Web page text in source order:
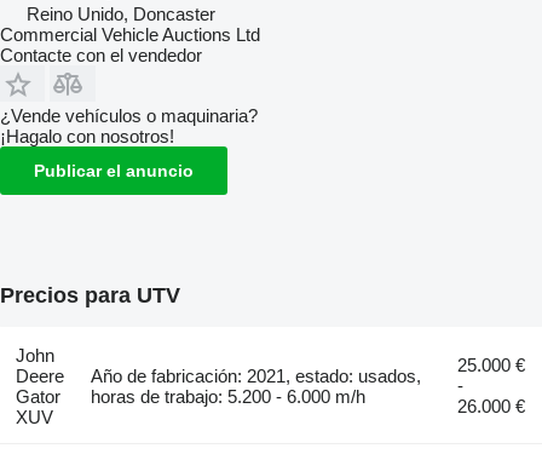
Reino Unido, Doncaster
Commercial Vehicle Auctions Ltd
Contacte con el vendedor
¿Vende vehículos o maquinaria?
¡Hagalo con nosotros!
Publicar el anuncio
Precios para UTV
John
Deere
Gator
XUV
Año de fabricación: 2021, estado: usados,
horas de trabajo: 5.200 - 6.000 m/h
25.000 €
-
26.000 €